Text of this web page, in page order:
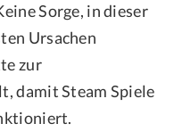
Sorge, in dieser
Ursachen
zur
damit Steam Spiele